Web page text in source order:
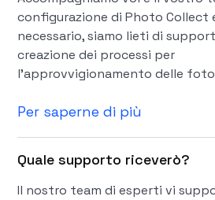
configurazione di Photo Collect
necessario, siamo lieti di
creazione dei processi per
l'approvvigionamento delle
Per saperne di più
Quale supporto riceverò?
Il nostro team di esperti vi